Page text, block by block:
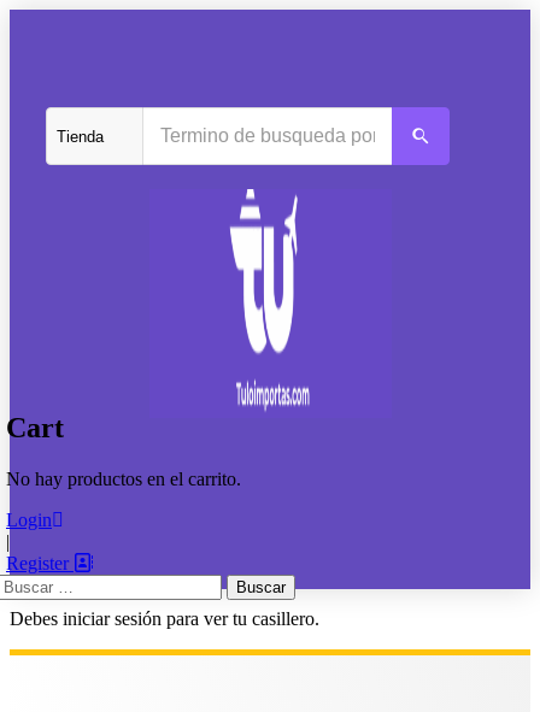
Cart
No hay productos en el carrito.
Login
|
Register
Debes iniciar sesión para ver tu casillero.